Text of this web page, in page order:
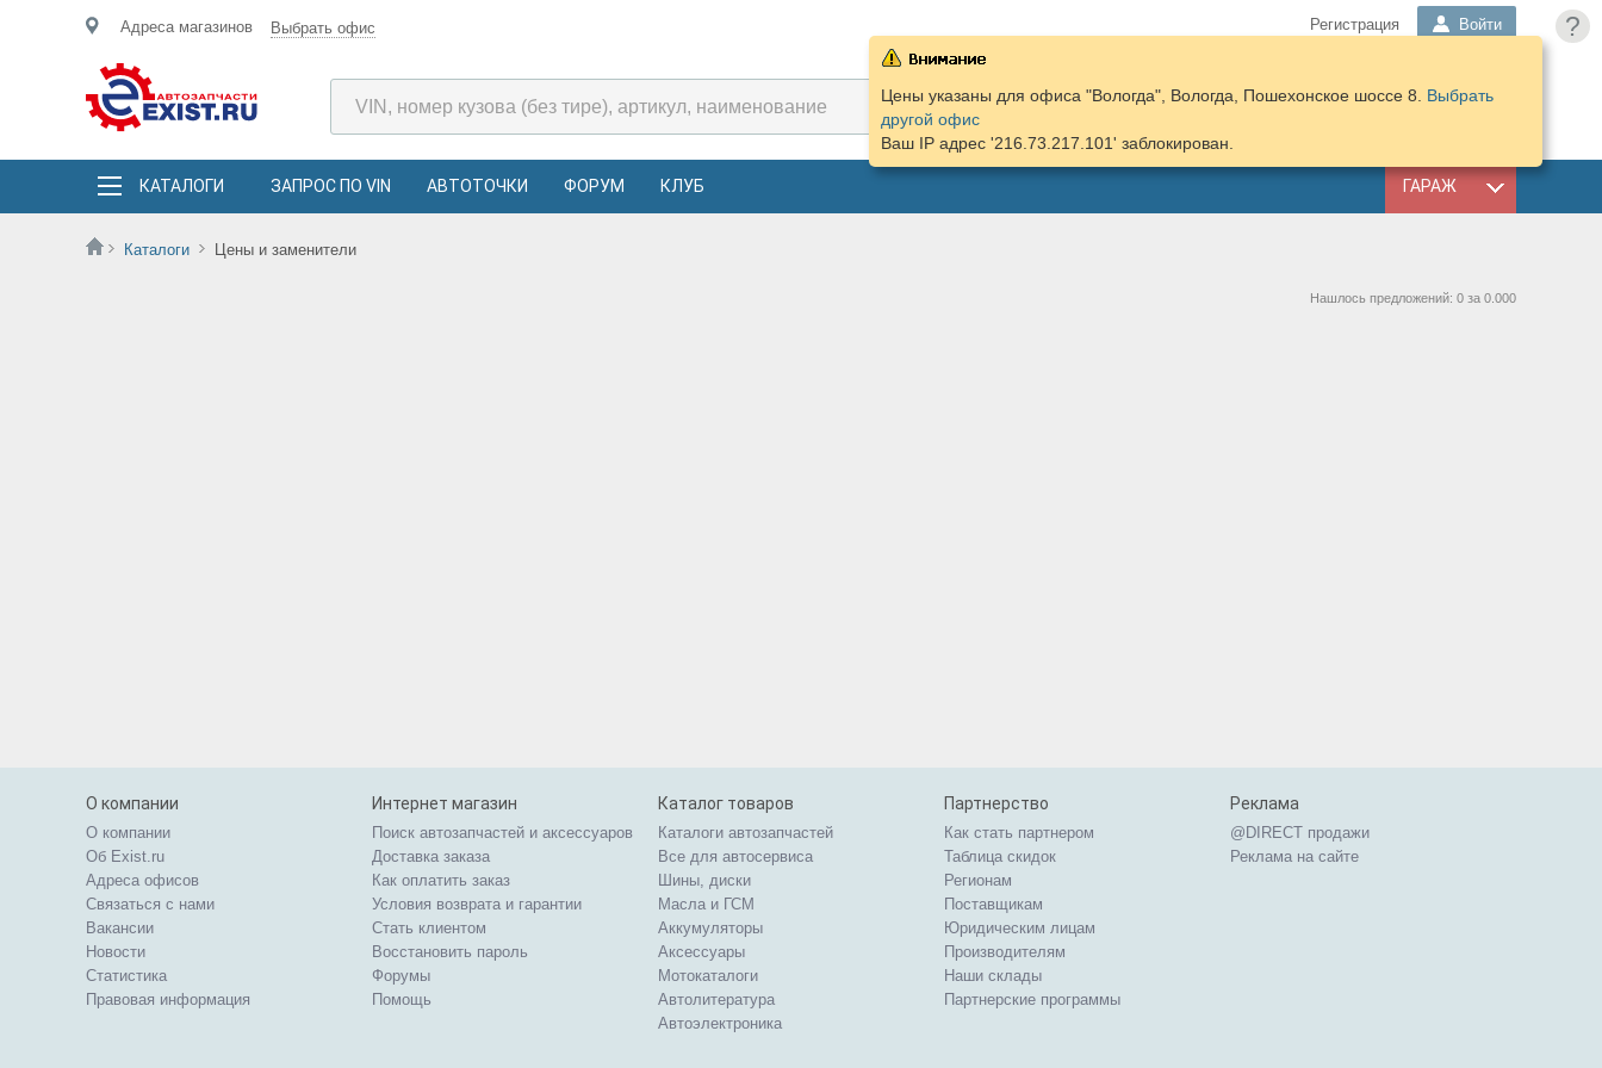
?
Адреса магазинов Выбрать офис Регистрация Войти
КОРЗИНА
ПОДОБРАТЬ
КАТАЛОГИ ЗАПРОС ПО VIN АВТОТОЧКИ ФОРУМ КЛУБ ГАРАЖ
Каталоги Цены и заменители
Цены указаны для офиса "Вологда", Вологда, Пошехонское шоссе 8. Выбрать
другой офис
Ваш IP адрес '216.73.217.101' заблокирован.
Нашлось предложений: 0 за 0.000
О компании
О компании
Об Exist.ru
Адреса офисов
Связаться с нами
Вакансии
Новости
Статистика
Правовая информация
Интернет магазин
Поиск автозапчастей и аксессуаров
Доставка заказа
Как оплатить заказ
Условия возврата и гарантии
Стать клиентом
Восстановить пароль
Форумы
Помощь
Каталог товаров
Каталоги автозапчастей
Все для автосервиса
Шины, диски
Масла и ГСМ
Аккумуляторы
Аксессуары
Мотокаталоги
Автолитература
Автоэлектроника
Партнерство
Как стать партнером
Таблица скидок
Регионам
Поставщикам
Юридическим лицам
Производителям
Наши склады
Партнерские программы
Реклама
@DIRECT продажи
Реклама на сайте